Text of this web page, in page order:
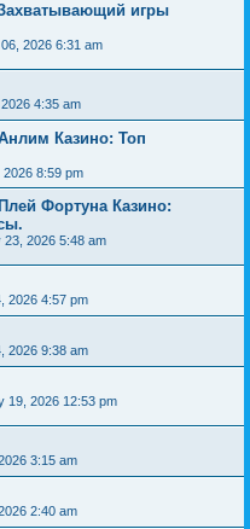
игры
2026 6:31 am
4:35 am
Казино: Топ
8:59 pm
Фортуна Казино:
23, 2026 5:48 am
2026 4:57 pm
2026 9:38 am
19, 2026 12:53 pm
3:15 am
2:40 am